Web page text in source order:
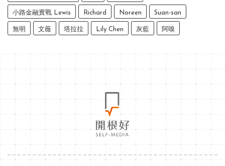
小路金融實戰 Lewis Richard Noreen Suan-san
無明 文薇 塔拉拉 Lily Chen 灰藍 阿嗅